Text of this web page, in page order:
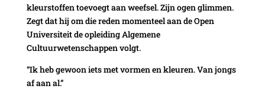
kleurstoffen toevoegt aan weefsel. Zijn ogen glimmen.
Zegt dat hij om die reden momenteel aan de Open
Universiteit de opleiding Algemene
Cultuurwetenschappen volgt.
“Ik heb gewoon iets met vormen en kleuren. Van jongs
af aan al.”